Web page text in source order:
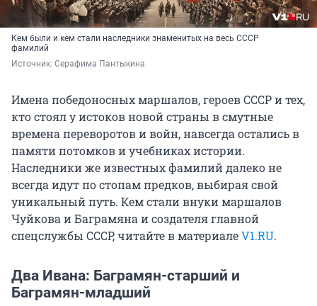
Кем были и кем стали наследники знаменитых на весь СССР
фамилий
Источник: Серафима Пантыкина
Имена победоносных маршалов, героев СССР и тех,
кто стоял у истоков новой страны в смутные
времена переворотов и войн, навсегда остались в
памяти потомков и учебниках истории.
Наследники же известных фамилий далеко не
всегда идут по стопам предков, выбирая свой
уникальный путь. Кем стали внуки маршалов
Чуйкова и Баграмяна и создателя главной
спецслужбы СССР, читайте в материалеV1.RU.
Два Ивана: Баграмян-старший и
Баграмян-младший